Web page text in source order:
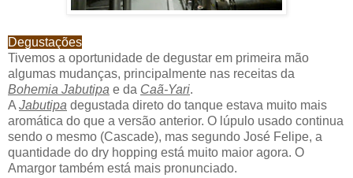
Degustações
Tivemos a oportunidade de degustar em primeira mão
algumas mudanças, principalmente nas receitas da
Bohemia Jabutipa e da Caã-Yari.
A Jabutipa degustada direto do tanque estava muito mais
aromática do que a versão anterior. O lúpulo usado continua
sendo o mesmo (Cascade), mas segundo José Felipe, a
quantidade do dry hopping está muito maior agora. O
Amargor também está mais pronunciado.